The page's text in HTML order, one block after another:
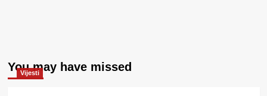
You may have missed
Vijesti